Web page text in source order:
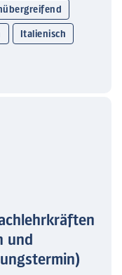
Italienisch
und